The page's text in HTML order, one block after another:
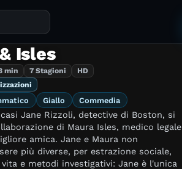
Isles
min 7 Stagioni
HD
Giallo Commedia
Jane Rizzoli, detective di Boston, si
di Maura Isles, medico legale
amica. Jane e Maura non
più diverse, per estrazione sociale,
e metodi investigativi: Jane è l'unica